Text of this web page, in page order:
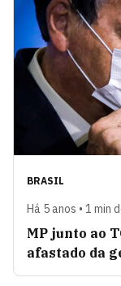
BRASIL
Há 5 anos • 1 min
MP junto ao
afastado da